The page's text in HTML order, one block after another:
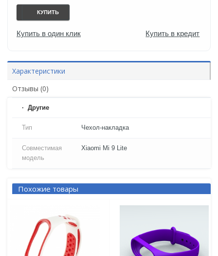
КУПИТЬ
Купить в один клик Купить в кредит
Характеристики
Отзывы (0)
Другие
Тип Чехол-накладка
Совместимая
модель
Xiaomi Mi 9 Lite
Похожие товары